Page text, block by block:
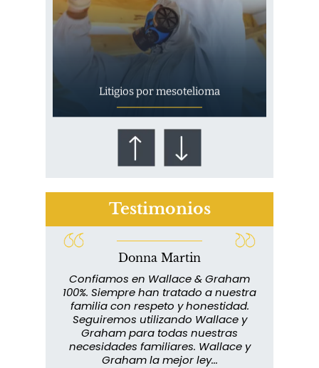
Litigios por mesotelioma
¿Mesotelioma?
Testimonios
Donna Martin
Confiamos en Wallace & Graham
100%. Siempre han tratado a nuestra
familia con respeto y honestidad.
Seguiremos utilizando Wallace y
Graham para todas nuestras
necesidades familiares. Wallace y
Graham la mejor ley...